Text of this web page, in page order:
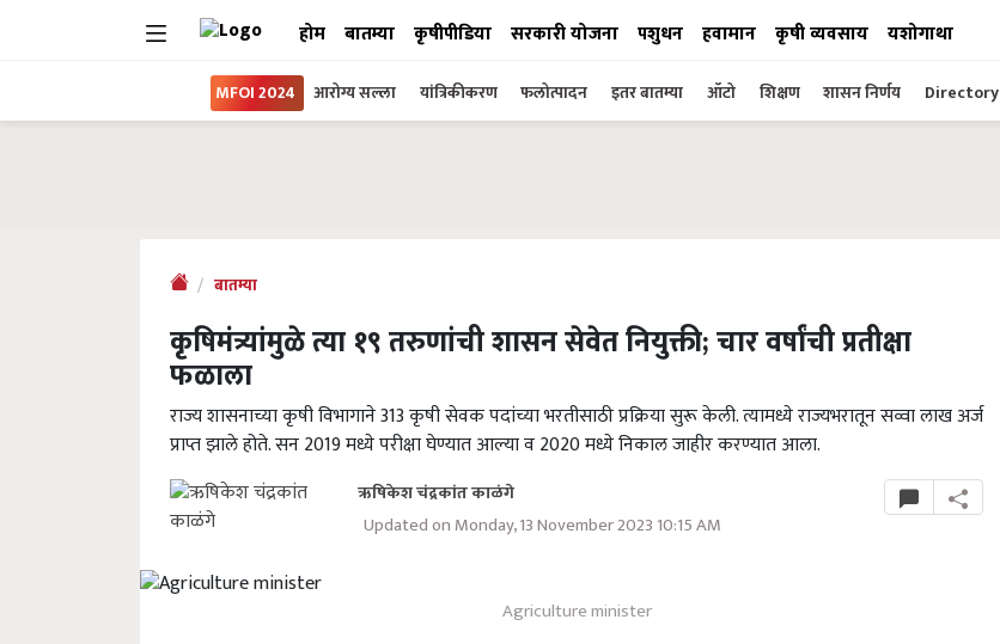
होम बातम्या कृषीपीडिया सरकारी योजना पशुधन हवामान कृषी व्यवसाय यशोगाथा
MFOI 2024 आरोग्य सल्ला यांत्रिकीकरण फलोत्पादन इतर बातम्या ऑटो शिक्षण शासन निर्णय Directory
बातम्या
कृषिमंत्र्यांमुळे त्या १९ तरुणांची शासन सेवेत नियुक्ती; चार वर्षांची प्रतीक्षा
फळाला
राज्य शासनाच्या कृषी विभागाने 313 कृषी सेवक पदांच्या भरतीसाठी प्रक्रिया सुरू केली. त्यामध्ये राज्यभरातून सव्वा लाख अर्ज
प्राप्त झाले होते. सन 2019 मध्ये परीक्षा घेण्यात आल्या व 2020 मध्ये निकाल जाहीर करण्यात आला.
ऋषिकेश चंद्रकांत काळंगे
Updated on Monday, 13 November 2023 10:15 AM
Agriculture minister